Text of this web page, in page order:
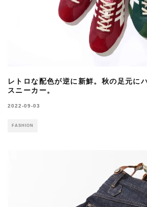
レトロな配色が逆に新鮮。秋の足元に
スニーカー。
2022-09-03
FASHION